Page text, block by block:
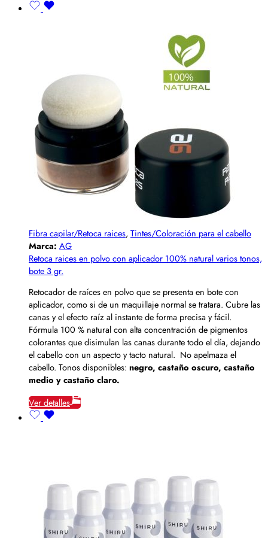
Fibra capilar/Retoca raices, Tintes/Coloración para el cabello
Marca: AG
Retoca raices en polvo con aplicador 100% natural varios tonos,
bote 3 gr.
Retocador de raíces en polvo que se presenta en bote con
aplicador, como si de un maquillaje normal se tratara. Cubre las
canas y el efecto raíz al instante de forma precisa y fácil.
Fórmula 100 % natural con alta concentración de pigmentos
colorantes que disimulan las canas durante todo el día, dejando
el cabello con un aspecto y tacto natural. No apelmaza el
cabello. Tonos disponibles: negro, castaño oscuro, castaño
medio y castaño claro.
Ver detalles